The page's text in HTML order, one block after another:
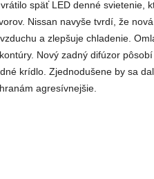
späť LED denné svietenie,
Nissan navyše tvrdí, že
a zlepšuje chladenie.
Nový zadný difúzor
krídlo. Zjednodušene by sa
agresívnejšie.